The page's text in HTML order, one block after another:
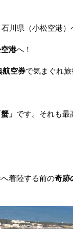
川県（小松空港）
港へ！
航空券で気まぐれ旅
蟹」 です。それも最
着陸する前の奇跡